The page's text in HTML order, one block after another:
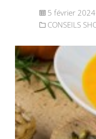
5 février 2024
CONSEILS